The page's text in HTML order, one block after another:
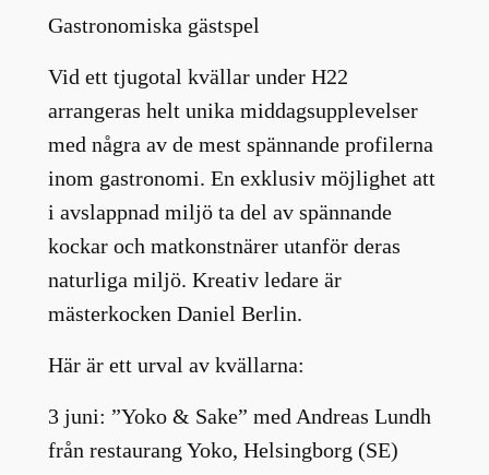
Gastronomiska gästspel
Vid ett tjugotal kvällar under H22
arrangeras helt unika middagsupplevelser
med några av de mest spännande profilerna
inom gastronomi. En exklusiv möjlighet att
i avslappnad miljö ta del av spännande
kockar och matkonstnärer utanför deras
naturliga miljö. Kreativ ledare är
mästerkocken Daniel Berlin.
Här är ett urval av kvällarna:
3 juni: ”Yoko & Sake” med Andreas Lundh
från restaurang Yoko, Helsingborg (SE)